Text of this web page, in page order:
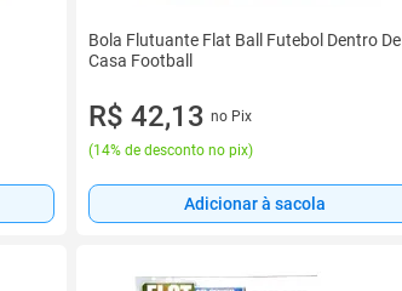
Bola Flutuante Flat Ball Futebol Dentro De
Casa Football
R$ 42,13 no Pix
(14% de desconto no pix)
Adicionar à sacola